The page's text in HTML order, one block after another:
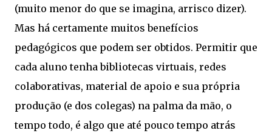
(muito menor do que se imagina, arrisco dizer).
Mas há certamente muitos benefícios
pedagógicos que podem ser obtidos. Permitir que
cada aluno tenha bibliotecas virtuais, redes
colaborativas, material de apoio e sua própria
produção (e dos colegas) na palma da mão, o
tempo todo, é algo que até pouco tempo atrás